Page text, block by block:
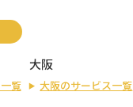
覧
大阪
大阪のサービス一覧